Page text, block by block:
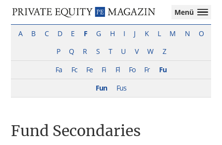
Zur
Zum
Private
Equity
Magazin
Das
Onlinemagazin
Equity-
–
Menü
A B C D E F G H I J K L M N
O
P
Q R S T U V W
Z
Fa
Fc Fe Fi Fl Fo Fr
Fu
Fun
Fus
Fund Secondaries